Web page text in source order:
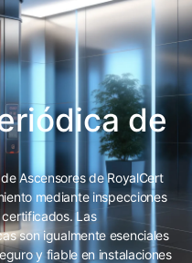
de
Ascensores de RoyalCert
mediante inspecciones
Las
son igualmente esenciales
y fiable en instalaciones